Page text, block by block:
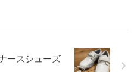
ースシューズ